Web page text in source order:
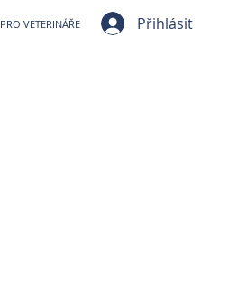
PRO VETERINÁŘE Přihlásit